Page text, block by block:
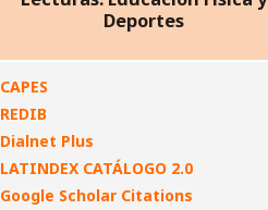
Deportes
CAPES
REDIB
Dialnet Plus
LATINDEX CATÁLOGO 2.0
Google Scholar Citations